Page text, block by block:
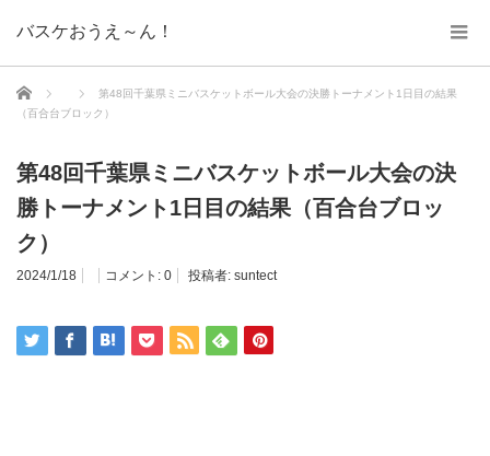
バスケおうえ～ん！
ホーム
第48回千葉県ミニバスケットボール大会の決勝トーナメント1日目の結果
（百合台ブロック）
第48回千葉県ミニバスケットボール大会の決
勝トーナメント1日目の結果（百合台ブロッ
ク）
2024/1/18 コメント: 0 投稿者: suntect